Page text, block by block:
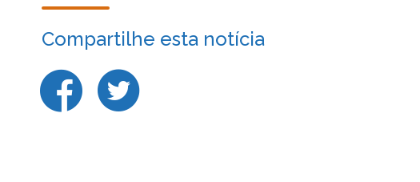
Compartilhe esta notícia